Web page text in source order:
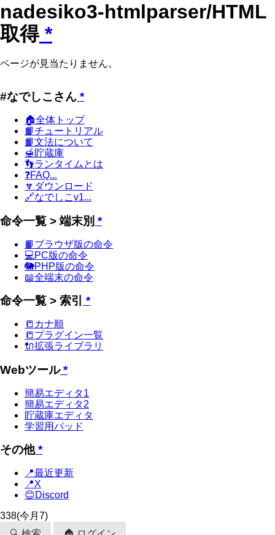
nadesiko3-htmlparser/HTML
取得*
ページが見当たりません。
#なでしこさん *
🏠全体トップ
📙チュートリアル
📙文法について
🍯貯蔵庫
👣ランタイムとは
❓FAQ...
🔽ダウンロード
🔗なでしこv1...
命令一覧 > 端末別 *
📙ブラウザ版の命令
💻PC版の命令
🐘PHP版の命令
📖全端末の命令
命令一覧 > 索引 *
📒カナ順
📒プラグイン一覧
🔌拡張ライブラリ
Webツール*
簡易エディタ1
簡易エディタ2
貯蔵庫エディタ
学習用パッド
その他*
📍最近更新
📍X
😊Discord
338(今月7)